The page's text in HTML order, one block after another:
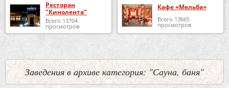
Ресторан
"Кинолента"
Всего 13704
просмотров
Кафе «Мельба»
Всего 13665
просмотров
Заведения в архиве категория: "Сауна, баня"